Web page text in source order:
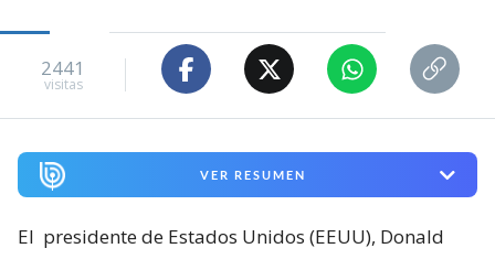
2441
visitas
VER RESUMEN
El presidente de Estados Unidos (EEUU), Donald